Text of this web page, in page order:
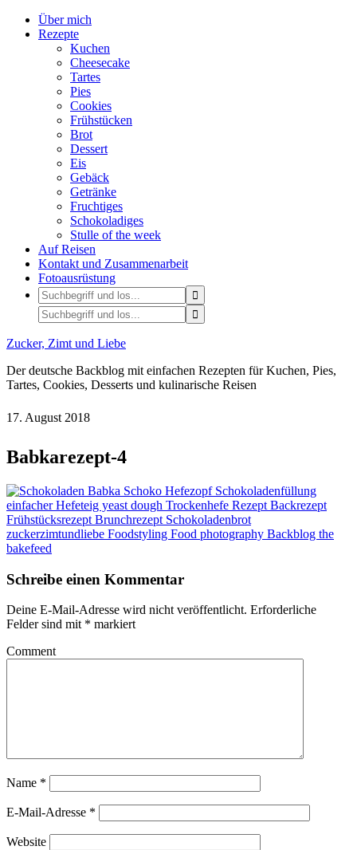
Über mich
Rezepte
Kuchen
Cheesecake
Tartes
Pies
Cookies
Frühstücken
Brot
Dessert
Eis
Gebäck
Getränke
Fruchtiges
Schokoladiges
Stulle of the week
Auf Reisen
Kontakt und Zusammenarbeit
Fotoausrüstung
Zucker, Zimt und Liebe
Der deutsche Backblog mit einfachen Rezepten für Kuchen, Pies,
Tartes, Cookies, Desserts und kulinarische Reisen
17. August 2018
Babkarezept-4
Schreibe einen Kommentar
Deine E-Mail-Adresse wird nicht veröffentlicht. Erforderliche
Felder sind mit * markiert
Comment
Name *
E-Mail-Adresse *
Website